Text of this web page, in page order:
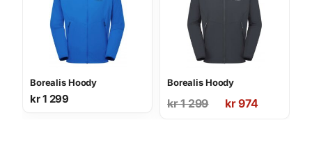
Borealis Hoody
kr1 299
Borealis Hoody
kr1 299
Opprinnelig
kr974
Nåværende